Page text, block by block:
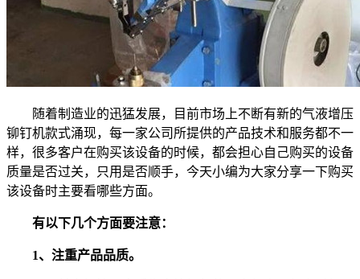
随着制造业的迅猛发展，目前市场上不断有新的气液增压
铆钉机款式涌现，每一家公司所提供的产品技术和服务都不一
样，很多客户在购买该设备的时候，都会担心自己购买的设备
质量是否过关，只用是否顺手，今天小编为大家分享一下购买
该设备时主要看哪些方面。
有以下几个方面要注意：
1、注重产品品质。